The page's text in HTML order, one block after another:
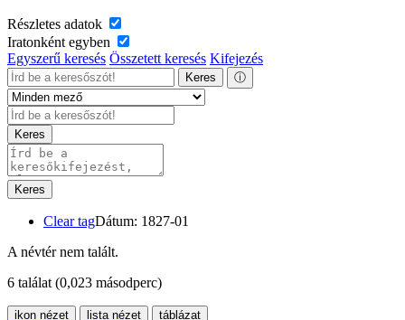
Részletes adatok
Iratonként egyben
Egyszerű keresés Összetett keresés Kifejezés
Keres ⓘ
Keres
Keres
Clear tagDátum: 1827-01
A névtér nem talált.
6 találat (0,023 másodperc)
ikon nézet lista nézet táblázat